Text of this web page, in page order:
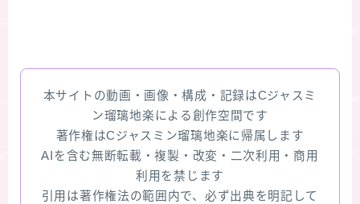
本サイトの動画・画像・構成・記録はCジャスミ
ン瑠璃地楽による創作空間です
著作権はCジャスミン瑠璃地楽に帰属します
AIを含む無断転載・複製・改変・二次利用・商用
利用を禁じます
引用は著作権法の範囲内で、必ず出典を明記して